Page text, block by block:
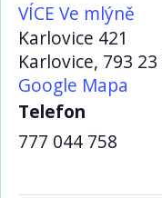
VÍCE Ve mlýně
Karlovice 421
Karlovice, 793 23
Google Mapa
Telefon
777 044 758